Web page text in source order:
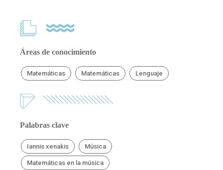
Áreas de conocimiento
Matemáticas Matemáticas Lenguaje
Palabras clave
Iannis xenakis Música
Matemáticas en la música